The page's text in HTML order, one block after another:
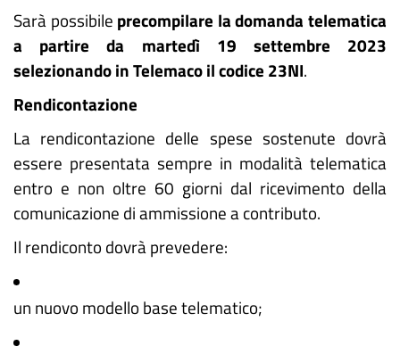
Sarà possibile precompilare la domanda telematica
a partire da martedì 19 settembre 2023
selezionando in Telemaco il codice 23NI.
Rendicontazione
La rendicontazione delle spese sostenute dovrà
essere presentata sempre in modalità telematica
entro e non oltre 60 giorni dal ricevimento della
comunicazione di ammissione a contributo.
Il rendiconto dovrà prevedere:
un nuovo modello base telematico;